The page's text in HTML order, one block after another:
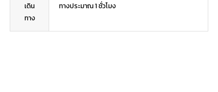
เดิน
ทาง
ทางประมาณ 1 ชั่วโมง